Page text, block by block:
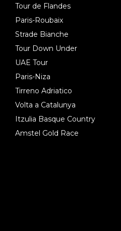
Tour de Flandes
Paris-Roubaix
Strade Bianche
Tour Down Under
UAE Tour
Paris-Niza
Tirreno Adriatico
Volta a Catalunya
Itzulia Basque Country
Amstel Gold Race